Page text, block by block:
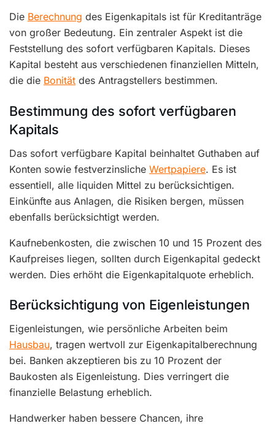
Die Berechnung des Eigenkapitals ist für Kreditanträge
von großer Bedeutung. Ein zentraler Aspekt ist die
Feststellung des sofort verfügbaren Kapitals. Dieses
Kapital besteht aus verschiedenen finanziellen Mitteln,
die die Bonität des Antragstellers bestimmen.
Bestimmung des sofort verfügbaren
Kapitals
Das sofort verfügbare Kapital beinhaltet Guthaben auf
Konten sowie festverzinsliche Wertpapiere. Es ist
essentiell, alle liquiden Mittel zu berücksichtigen.
Einkünfte aus Anlagen, die Risiken bergen, müssen
ebenfalls berücksichtigt werden.
Kaufnebenkosten, die zwischen 10 und 15 Prozent des
Kaufpreises liegen, sollten durch Eigenkapital gedeckt
werden. Dies erhöht die Eigenkapitalquote erheblich.
Berücksichtigung von Eigenleistungen
Eigenleistungen, wie persönliche Arbeiten beim
Hausbau, tragen wertvoll zur Eigenkapitalberechnung
bei. Banken akzeptieren bis zu 10 Prozent der
Baukosten als Eigenleistung. Dies verringert die
finanzielle Belastung erheblich.
Handwerker haben bessere Chancen, ihre